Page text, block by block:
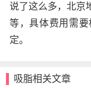
说了这么多，北京
等，具体费用需
定。
吸脂相关文章